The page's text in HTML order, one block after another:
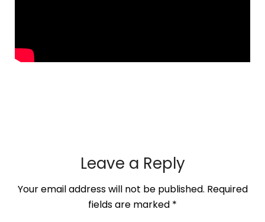
Leave a Reply
Your email address will not be published. Required
fields are marked *